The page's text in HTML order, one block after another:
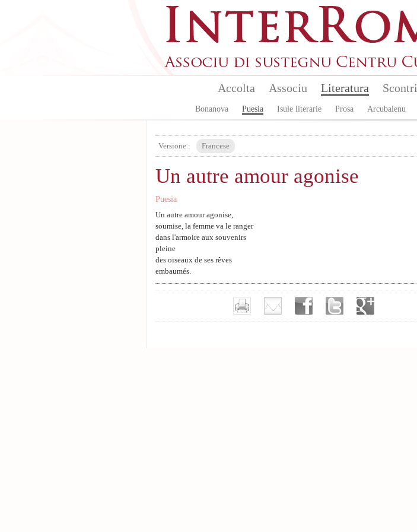
Accolta Associu Literatura
Bonanova Puesia Isule literarie Prosa Arcubalenu
Scontri
Versione : Francese
Un autre amour agonise
Puesia
Un autre amour agonise,
soumise, la femme va le ranger
dans l'armoire aux souvenirs
pleine
des oiseaux de ses rêves
embaumés.